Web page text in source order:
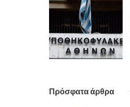
Πρόσφατα άρθρα